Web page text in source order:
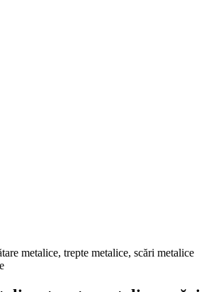
metalice, trepte metalice, scări metalice